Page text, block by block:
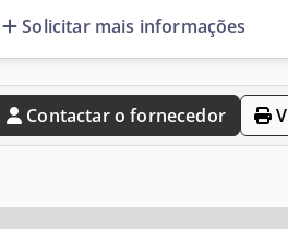
Solicitar mais informações
Contactar o fornecedor